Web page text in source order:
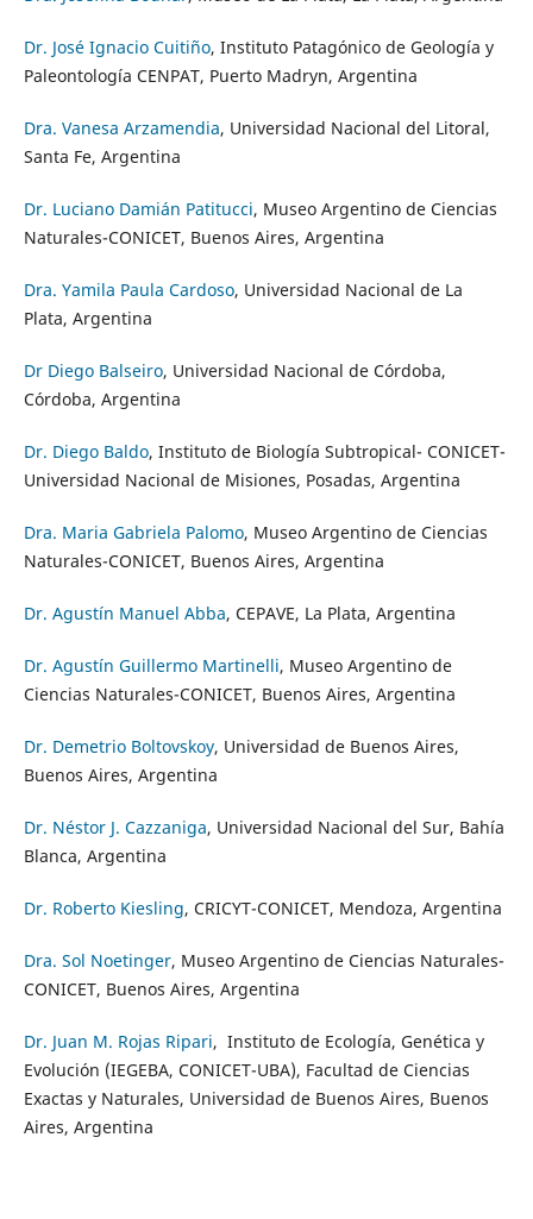
Dr. José Ignacio Cuitiño, Instituto Patagónico de Geología y
Paleontología CENPAT, Puerto Madryn, Argentina
Dra. Vanesa Arzamendia, Universidad Nacional del Litoral,
Santa Fe, Argentina
Dr. Luciano Damián Patitucci, Museo Argentino de Ciencias
Naturales-CONICET, Buenos Aires, Argentina
Dra. Yamila Paula Cardoso, Universidad Nacional de La
Plata, Argentina
Dr Diego Balseiro, Universidad Nacional de Córdoba,
Córdoba, Argentina
Dr. Diego Baldo, Instituto de Biología Subtropical- CONICET-
Universidad Nacional de Misiones, Posadas, Argentina
Dra. Maria Gabriela Palomo, Museo Argentino de Ciencias
Naturales-CONICET, Buenos Aires, Argentina
Dr. Agustín Manuel Abba, CEPAVE, La Plata, Argentina
Dr. Agustín Guillermo Martinelli, Museo Argentino de
Ciencias Naturales-CONICET, Buenos Aires, Argentina
Dr. Demetrio Boltovskoy, Universidad de Buenos Aires,
Buenos Aires, Argentina
Dr. Néstor J. Cazzaniga, Universidad Nacional del Sur, Bahía
Blanca, Argentina
Dr. Roberto Kiesling, CRICYT-CONICET, Mendoza, Argentina
Dra. Sol Noetinger, Museo Argentino de Ciencias Naturales-
CONICET, Buenos Aires, Argentina
Dr. Juan M. Rojas Ripari, Instituto de Ecología, Genética y
Evolución (IEGEBA, CONICET-UBA), Facultad de Ciencias
Exactas y Naturales, Universidad de Buenos Aires, Buenos
Aires, Argentina